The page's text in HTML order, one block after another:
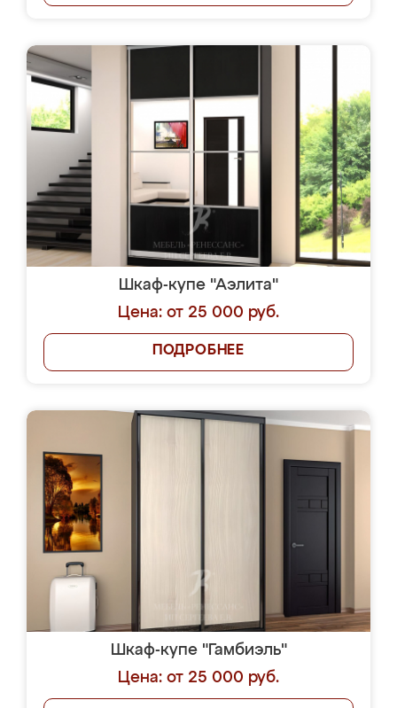
Шкаф-купе "Аэлита"
Цена: от 25 000 руб.
ПОДРОБНЕЕ
Шкаф-купе "Гамбиэль"
Цена: от 25 000 руб.